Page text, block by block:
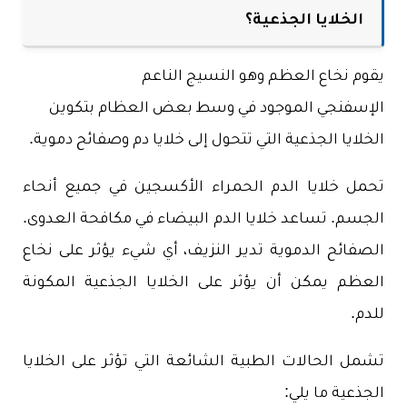
الخلايا الجذعية؟
يقوم نخاع العظم وهو النسيج الناعم
الإسفنجي الموجود في وسط بعض العظام بتكوين
الخلايا الجذعية التي تتحول إلى خلايا دم وصفائح دموية.
تحمل خلايا الدم الحمراء الأكسجين في جميع أنحاء
الجسم. تساعد خلايا الدم البيضاء في مكافحة العدوى.
الصفائح الدموية تدير النزيف، أي شيء يؤثر على نخاع
العظم يمكن أن يؤثر على الخلايا الجذعية المكونة
للدم.
تشمل الحالات الطبية الشائعة التي تؤثر على الخلايا
الجذعية ما يلي: